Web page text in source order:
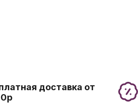
доставка от